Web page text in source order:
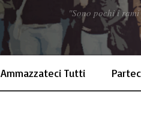
"Sono pochi i
Ammazzateci Tutti